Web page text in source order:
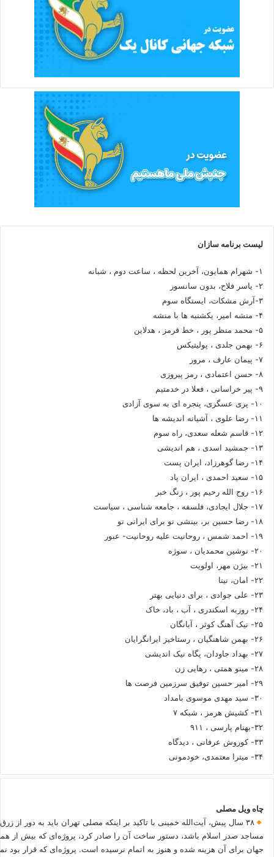
لیست برنامه سازان
۱- شهرام همایون، آخرین لحظه ، ساعت دوم ، شبانه
۲- یاسر فلاح، بدون سانسور
۳-آرش مشکات، ایستگاه سوم
۴- منشه امیر، یکشنبه ها با منشه
۵- محمد منظر پور ، خط قرمز ، هدلاین
۶- بهمن جلدی ، پولیتیکس
۷- پیمان عارف ، مرور
۸- حسن اعتمادی ، رمز پیروزی
۹- پیر خراسانی ، فعلا در خدمتیم
۱۰- پری عسگری، پنجره ای به سوی آزادی
۱۱- رضا علوی ، آشیانه اندیشه ها
۱۲- قاسم شعله سعدی، راه سوم
۱۳- جمشید اسدی ، هم اندیشی
۱۴- رضا گوهرزاد، ایران پست
۱۵- سعید احمدی ، ایران پاد
۱۶- روح الله رحیم پور ، زنگ خبر
۱۷- جلال ایجادی، فلسفه ، جامعه شناسی ، سیاست
۱۸- رضا حسین بر، بینشی نو برای ایرانی نو
۱۹- احمد شمس ، روحانیت علیه روحانیت- عبور
۲۰- نوشین محمدیان ، سوژه
۲۱- بیژن مهر، اولویت
۲۲- امان، نینا
۲۳- علی جوادی ، برای دنیایی بهتر
۲۴- روزبه اسکندری ، آب ، باد، خاک
۲۵- نیک آهنگ کوثر ، آبانگان
۲۶- بهمن شاهنگیان ، رستاخیز ایرانگرایان
۲۷- بهداد جاودان، پگاه نیک اندیشی
۲۸- مینو همتی ، رهایی زن
۲۹- امیر حسین توفیق سرزمین فرصت ها
۳۰- سید مهدی موسوی بامداد
۳۱- کشیش هرمز ، شبکه ۷
۳۲-بهنام پارسی ، ۹۱۱
۳۳- کوروش عرفانی ، دیدگاه
۳۴- میترا معتمدی، خودمونی
چاه ویل مصلی
۳۸ سال پیش، آیت‌الله خمینی با تاکید بر اینکه مصلی تهران باید به دور از
مساجد صدر اسلام باشد، دستور ساخت آن را صادر کرد، پروژه‌ای که بیش از
جهان برای آن هزینه شده و هنوز به اتمام نرسیده است. پروژه‌ای که قرار بود